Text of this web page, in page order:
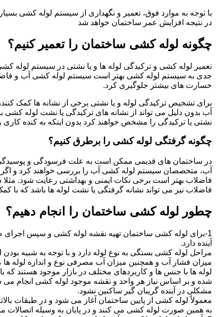
با توجه به موارد فوق، تعمیر و نگهداری از سیستم لوله کشی
در نتیجه افزایش عمر ساختمان خواهد شد
چگونه لوله کشی ساختمان را تعمیر کنیم؟
تعمیر لوله کشی و ترکیدگی لوله ها و یا نشتی در سیستم لوله
جدی به سیستم لوله کشی بهتر است سیستم لوله کشی آب و
خسارت های بیشتر جلوگیری کرد.
برای تشخیص ترکیدگی لوله و یا نشتی برخی از نشانه ها کمک
آب بدون دلیل می تواند از نشانه های ترکیدگی یا نشت لوله
نشتی یا ترکیدگی را مشخص خواهند کرد بدون اینکه به کنده کاری
چگونه گرفتگی لوله کشی را برطرق کنیم؟
در ساختمان های قدیمی ممکن است به علت فرسودگی و
آب، متخصصان سیستم لوله کشی آب را بررسی خواهند کرد و اگر
فاضلاب بهتر است برخی نکات ایمنی و بهداشتی رعایت شود. مثلا
فاضلاب نیز می تواند نشانه گرفتگی یا نشت لوله ها باشد که با
چطور لوله کشی ساختمان را انجام دهیم؟
1-برای لوله کشی ساختمان تهیه نقشه لوله کشی و سپس اجرای
آینده دارد.
مراحل لوله کشی بستگی به نوع لوله دارد و با توجه به شبیه بودن
میزان فشار آب و همچنین میزان آب مصرفی نوع و اندازه لوله
لوله ها با جنس ها و کاربردهای مختلف در بازار موجود هستند
شده و بر اساس نیاز هر واحد و نقشه موجود لوله کشی انجام می
مشکلی در آینده گریبان گیر ساکنین نشود.
معمولاً لوله کشی از پایین ساختمان آغاز می شود و در طبقات
به همین صورت لوله کشی می کنند و در پایان به وسیله اتصالات